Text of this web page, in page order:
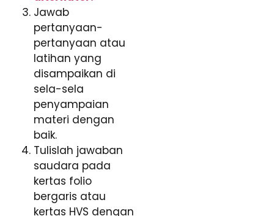
Jawab
pertanyaan-
pertanyaan atau
latihan yang
disampaikan di
sela-sela
penyampaian
materi dengan
baik.
Tulislah jawaban
saudara pada
kertas folio
bergaris atau
kertas HVS dengan